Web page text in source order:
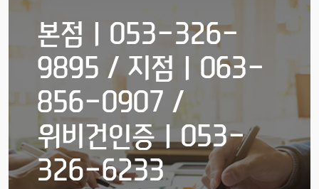
본점ㅣ053-326-
9895 / 지점ㅣ063-
856-0907 /
위비건인증ㅣ053-
326-6233